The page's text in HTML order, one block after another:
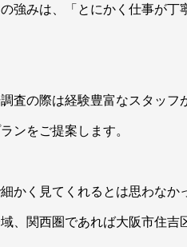
強みは、「とにかく仕事が
査の際は経験豊富なスタッ
ンをご提案します。
細かく見てくれるとは思わな
、関西圏であれば大阪市住吉